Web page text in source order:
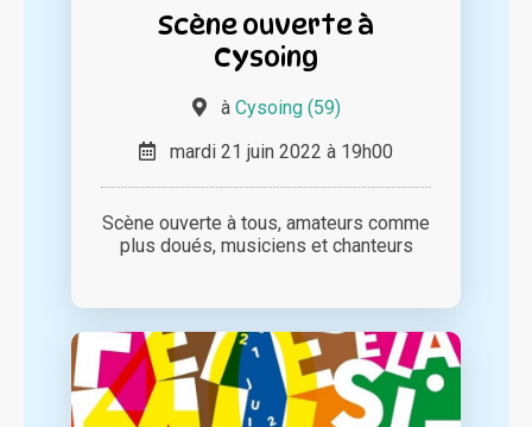
Scène ouverte à
Cysoing
à Cysoing (59)
mardi 21 juin 2022 à 19h00
Scène ouverte à tous, amateurs comme
plus doués, musiciens et chanteurs